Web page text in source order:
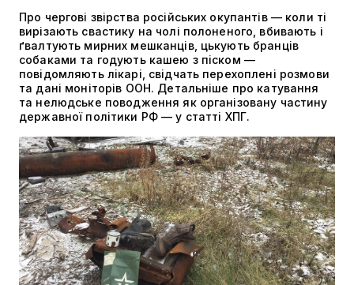
Про чергові звірства російських окупантів — коли ті
вирізають свастику на чолі полоненого, вбивають і
ґвалтують мирних мешканців, цькують бранців
собаками та годують кашею з піском —
повідомляють лікарі, свідчать перехоплені розмови
та дані моніторів ООН. Детальніше про катування
та нелюдське поводження як організовану частину
державної політики РФ — у статті ХПГ.